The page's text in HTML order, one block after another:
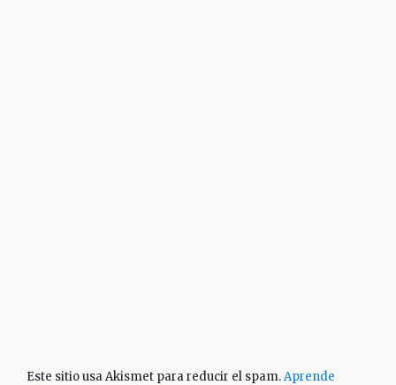
Este sitio usa Akismet para reducir el spam.Aprende